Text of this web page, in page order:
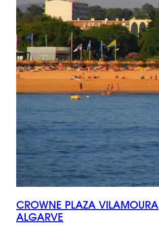
CROWNE PLAZA VILAMOURA
ALGARVE